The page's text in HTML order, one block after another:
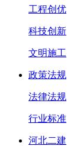
工程创优
科技创新
文明施工
政策法规
法律法规
行业标准
河北二建